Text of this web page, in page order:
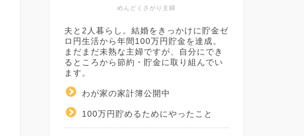
めんどくさがり主婦
夫と2人暮らし。結婚をきっかけに貯金ゼ
ロ円生活から年間100万円貯金を達成。
まだまだ未熟な主婦ですが、自分にでき
るところから節約・貯金に取り組んでい
ます。
わが家の家計簿公開中
100万円貯めるためにやったこと